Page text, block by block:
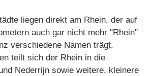
liegen direkt am Rhein, der auf
auch gar nicht mehr "Rhein"
verschiedene Namen trägt.
teilt sich der Rhein in die
Nederrijn sowie weitere, kleinere